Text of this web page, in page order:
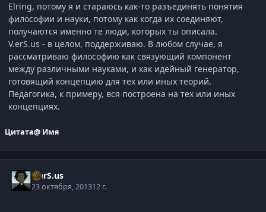
Elring, потому я и стараюсь как-то разъединять понятия
философии и науки, потому как когда их соединяют,
получаются именно те люди, которых ты описала.
V.erS.us - в целом, поддерживаю. В любом случае, я
рассматриваю философию как связующий компонент
между различными науками, и как идейный генератор,
готовящий концепцию для тех или иных теорий.
Педагогика, к примеру, вся построена на тех или иных
концепциях.
Цитата@ Имя
V.erS.us
23 октября, 201312 г.